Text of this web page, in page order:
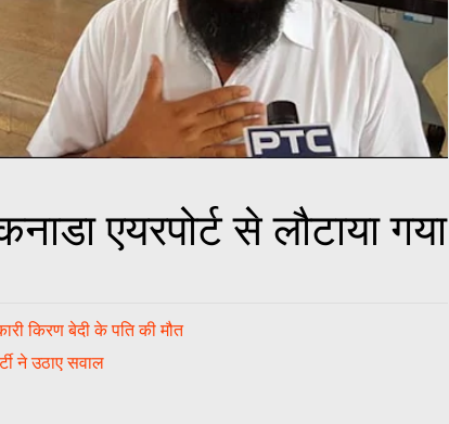
एयरपोर्ट से लौटाया गया
किरण बेदी के पति की मौत
ने उठाए सवाल